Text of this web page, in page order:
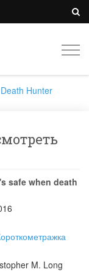
Hunter
safe when death
M. Long